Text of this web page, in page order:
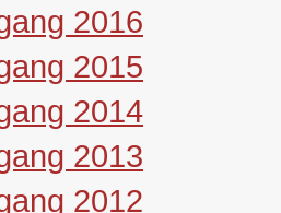
2016
2015
2014
2013
2012